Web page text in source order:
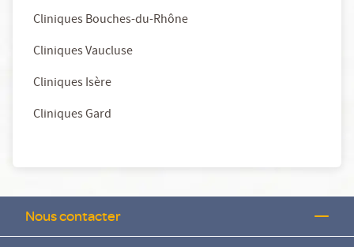
Cliniques Bouches-du-Rhône
Cliniques Vaucluse
Cliniques Isère
Cliniques Gard
Nous contacter